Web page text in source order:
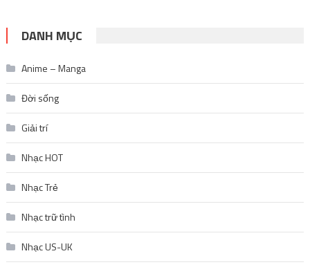
DANH MỤC
Anime – Manga
Đời sống
Giải trí
Nhạc HOT
Nhạc Trẻ
Nhạc trữ tình
Nhạc US-UK